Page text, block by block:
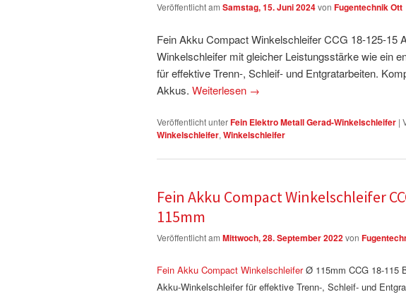
Veröffentlicht am Samstag, 15. Juni 2024von Fugentechnik Ott
Fein Akku Compact Winkelschleifer CCG 18-125-
Winkelschleifer mit gleicher Leistungsstärke wie ein
für effektive Trenn-, Schleif- und Entgratarbeiten.
Akkus. Weiterlesen →
Veröffentlicht unterFein Elektro Metall Gerad-Winkelschleifer |
Winkelschleifer, Winkelschleifer
Fein Akku Compact Winkelschleifer
115mm
Veröffentlicht am Mittwoch, 28. September 2022von
Fein Akku Compact WinkelschleiferØ 115mm CCG 18-115
Akku-Winkelschleifer für effektive Trenn-, Schleif- und